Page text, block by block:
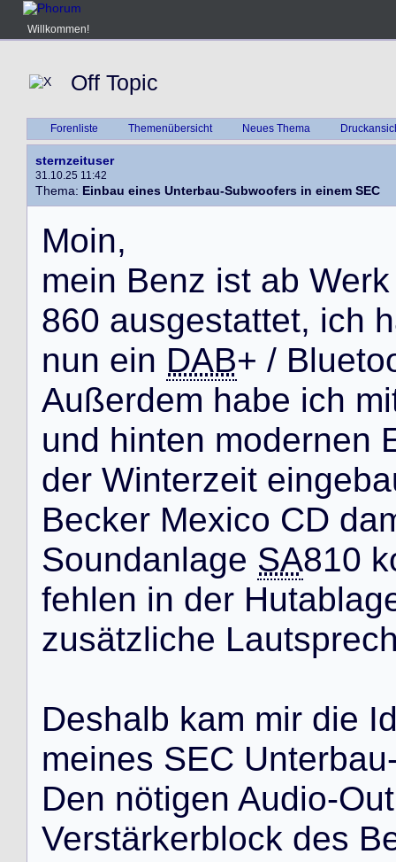
Willkommen!
Off Topic
Forenliste Themenübersicht Neues Thema
sternzeituser
31.10.25 11:42
Thema: Einbau eines Unterbau-Subwoofers in einem SEC
Moin,
mein Benz ist ab Werk
860 ausgestattet, ich h
nun ein DAB+ / Blueto
Außerdem habe ich mi
und hinten modernen
der Winterzeit eingeba
Becker Mexico CD da
Soundanlage SA810 k
fehlen in der Hutablag
zusätzliche Lautsprec
Deshalb kam mir die I
meines SEC Unterbau
Den nötigen Audio-Out
Verstärkerblock des B